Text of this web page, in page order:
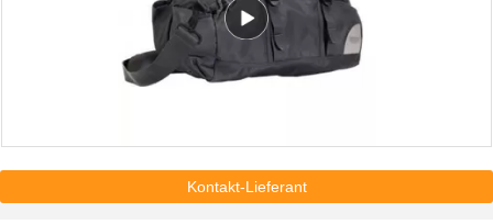
Kontakt-Lieferant